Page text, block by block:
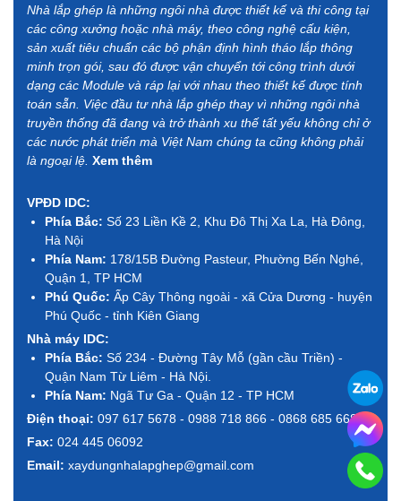
Nhà lắp ghép là những ngôi nhà được thiết kế và thi công tại
các công xưởng hoặc nhà máy, theo công nghệ cấu kiện,
sản xuất tiêu chuẩn các bộ phận định hình tháo lắp thông
minh trọn gói, sau đó được vận chuyển tới công trình dưới
dạng các Module và ráp lại với nhau theo thiết kế được tính
toán sẵn. Việc đầu tư nhà lắp ghép thay vì những ngôi nhà
truyền thống đã đang và trở thành xu thế tất yếu không chỉ ở
các nước phát triển mà Việt Nam chúng ta cũng không phải
là ngoại lệ. Xem thêm
VPĐD IDC:
Phía Bắc: Số 23 Liền Kề 2, Khu Đô Thị Xa La, Hà Đông,
Hà Nội
Phía Nam: 178/15B Đường Pasteur, Phường Bến Nghé,
Quận 1, TP HCM
Phú Quốc: Ấp Cây Thông ngoài - xã Cửa Dương - huyện
Phú Quốc - tỉnh Kiên Giang
Nhà máy IDC:
Phía Bắc: Số 234 - Đường Tây Mỗ (gần cầu Triền) -
Quận Nam Từ Liêm - Hà Nội.
Phía Nam: Ngã Tư Ga - Quận 12 - TP HCM
Điện thoại: 097 617 5678 - 0988 718 866 - 0868 685 668
Fax: 024 445 06092
Email: xaydungnhalapghep@gmail.com